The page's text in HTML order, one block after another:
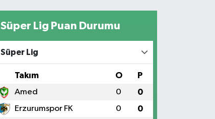
Süper Lig Puan Durumu
Süper Lig
Takım O P
Amed 0 0
Erzurumspor FK 0 0